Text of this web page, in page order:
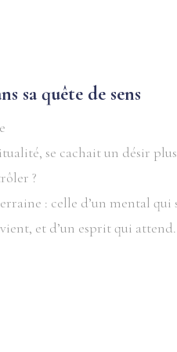
sa quête de sens
se cachait un désir plus
?
: celle d’un mental qui
et d’un esprit qui attend.